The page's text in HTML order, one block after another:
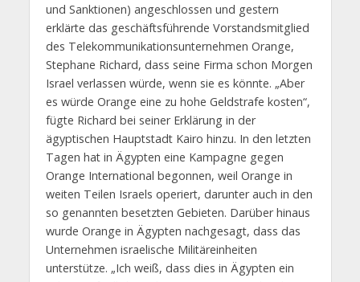
und Sanktionen) angeschlossen und gestern
erklärte das geschäftsführende Vorstandsmitglied
des Telekommunikationsunternehmen Orange,
Stephane Richard, dass seine Firma schon Morgen
Israel verlassen würde, wenn sie es könnte. „Aber
es würde Orange eine zu hohe Geldstrafe kosten“,
fügte Richard bei seiner Erklärung in der
ägyptischen Hauptstadt Kairo hinzu. In den letzten
Tagen hat in Ägypten eine Kampagne gegen
Orange International begonnen, weil Orange in
weiten Teilen Israels operiert, darunter auch in den
so genannten besetzten Gebieten. Darüber hinaus
wurde Orange in Ägypten nachgesagt, dass das
Unternehmen israelische Militäreinheiten
unterstütze. „Ich weiß, dass dies in Ägypten ein